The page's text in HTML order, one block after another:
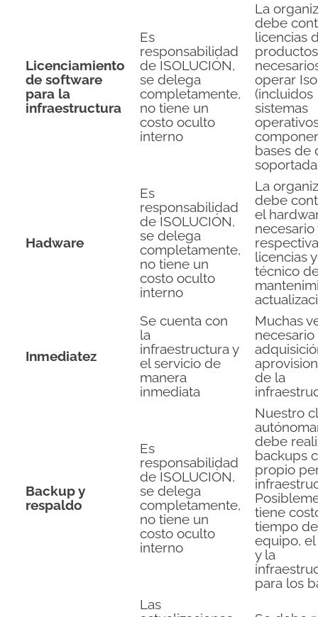
Licenciamiento
de software
para la
infraestructura
Es
responsabilidad
de ISOLUCIÓN,
se delega
completamente,
no tiene un
costo oculto
interno
La
debe
licencias
productos
operar
(incluidos
sistemas
bases de
Hadware
Es
responsabilidad
de ISOLUCIÓN,
se delega
completamente,
no tiene un
costo oculto
interno
La
debe
el
necesario
licencias
técnico
Inmediatez
Se cuenta con
la
infraestructura y
el servicio de
manera
inmediata
Muchas
de la
Backup y
respaldo
Es
responsabilidad
de ISOLUCIÓN,
se delega
completamente,
no tiene un
costo oculto
interno
Nuestro
debe
backups
propio
tiene
tiempo
equipo,
y la
para los
Las